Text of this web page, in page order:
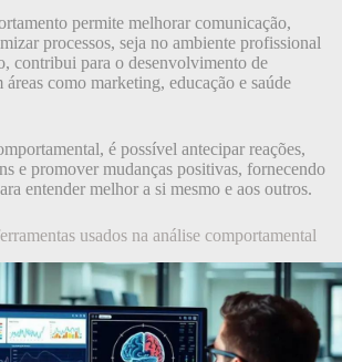
permite melhorar comunicação,
processos, seja no ambiente profissional
contribui para o desenvolvimento de
áreas como marketing, educação e saúde
é possível antecipar reações,
e promover mudanças positivas, fornecendo
entender melhor a si mesmo e aos outros.
usados na análise comportamental